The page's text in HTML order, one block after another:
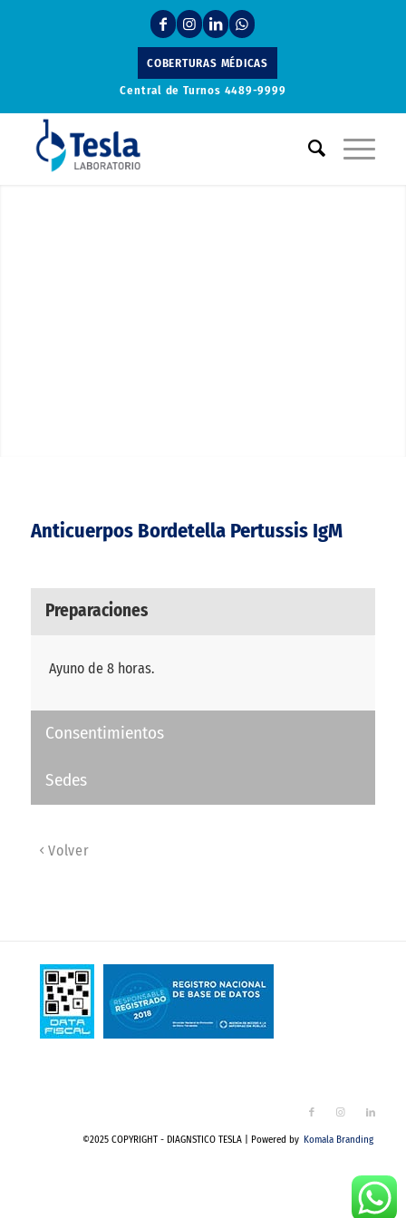
COBERTURAS MÉDICAS
Central de Turnos 4489-9999
Anticuerpos Bordetella Pertussis IgM
Preparaciones
Ayuno de 8 horas.
Consentimientos
Sedes
Volver
©2025 COPYRIGHT - DIAGNSTICO TESLA | Powered by Komala Branding